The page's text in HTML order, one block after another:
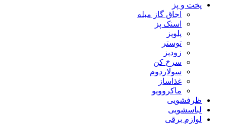
پخت و پز
اجاق گاز مبله
اسنک پز
پلوپز
توستر
زودپز
سرخ کن
سولاردوم
غذاساز
ماکروویو
ظرفشویی
لباسشویی
لوازم برقی